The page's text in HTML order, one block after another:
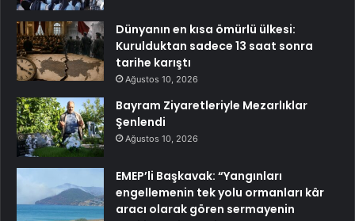
Dünyanın en kısa ömürlü ülkesi:
Kurulduktan sadece 13 saat sonra
tarihe karıştı
Ağustos 10, 2026
Bayram Ziyaretleriyle Mezarlıklar
Şenlendi
Ağustos 10, 2026
EMEP’li Başkavak: “Yangınları
engellemenin tek yolu ormanları kâr
aracı olarak gören sermayenin